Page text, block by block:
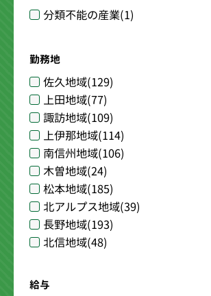
分類不能の産業(1)
勤務地
佐久地域(129)
上田地域(77)
諏訪地域(109)
上伊那地域(114)
南信州地域(106)
木曽地域(24)
松本地域(185)
北アルプス地域(39)
長野地域(193)
北信地域(48)
給与